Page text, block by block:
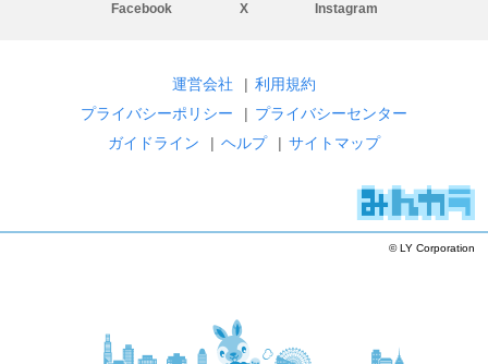
Facebook X Instagram
運営会社 | 利用規約
プライバシーポリシー
| プライバシーセンター
ガイドライン
| ヘルプ | サイトマップ
© LY Corporation